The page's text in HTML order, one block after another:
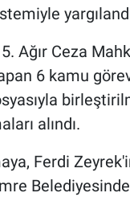
Ağır Ceza
6 kamu
alındı.
Ferdi